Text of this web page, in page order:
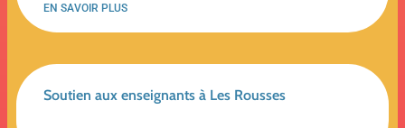
EN SAVOIR PLUS
Soutien aux enseignants à Les Rousses